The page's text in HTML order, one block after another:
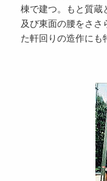
棟で建つ。もと質蔵
及び東面の腰をささ
た軒回りの造作にも